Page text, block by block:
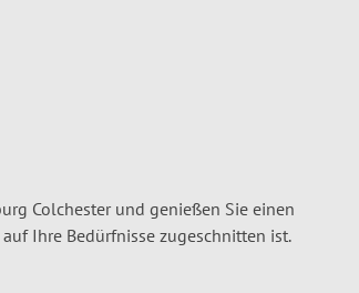
Colchester und genießen Sie einen
Ihre Bedürfnisse zugeschnitten ist.